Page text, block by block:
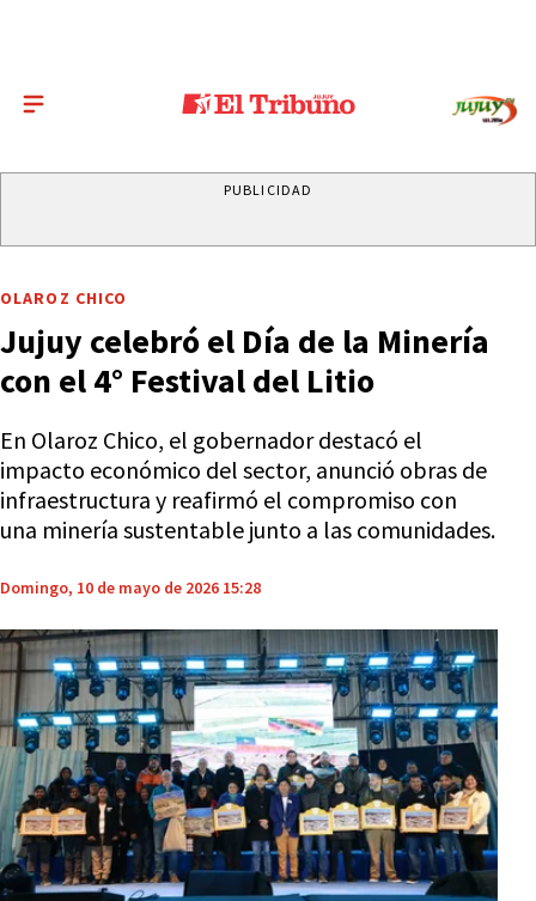
PUBLICIDAD
OLAROZ CHICO
Jujuy celebró el Día de la Minería
con el 4° Festival del Litio
En Olaroz Chico, el gobernador destacó el
impacto económico del sector, anunció obras de
infraestructura y reafirmó el compromiso con
una minería sustentable junto a las comunidades.
Domingo, 10 de mayo de 2026 15:28